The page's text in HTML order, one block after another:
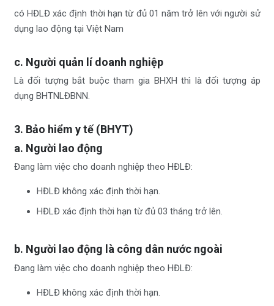
có HĐLĐ xác định thời hạn từ đủ 01 năm trở lên với người sử
dụng lao động tại Việt Nam
c. Người quản lí doanh nghiệp
Là đối tượng bắt buộc tham gia BHXH thì là đối tượng áp
dụng BHTNLĐBNN.
3. Bảo hiểm y tế (BHYT)
a. Người lao động
Đang làm việc cho doanh nghiệp theo HĐLĐ:
HĐLĐ không xác định thời hạn.
HĐLĐ xác định thời hạn từ đủ 03 tháng trở lên.
b. Người lao động là công dân nước ngoài
Đang làm việc cho doanh nghiệp theo HĐLĐ:
HĐLĐ không xác định thời hạn.